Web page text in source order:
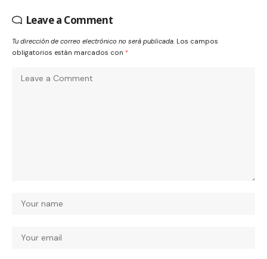
Leave a Comment
Tu dirección de correo electrónico no será publicada. Los campos
obligatorios están marcados con *